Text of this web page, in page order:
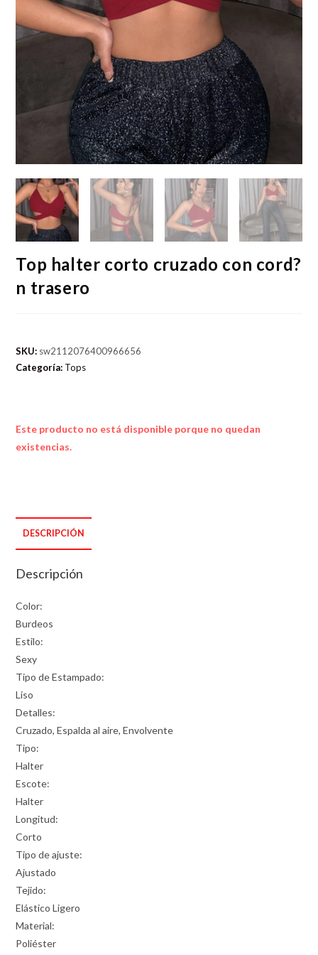
Top halter corto cruzado con cord?
n trasero
SKU: sw2112076400966656
Categoría: Tops
Este producto no está disponible porque no quedan
existencias.
DESCRIPCIÓN
Descripción
Color:
Burdeos
Estilo:
Sexy
Tipo de Estampado:
Liso
Detalles:
Cruzado, Espalda al aire, Envolvente
Tipo:
Halter
Escote:
Halter
Longitud:
Corto
Tipo de ajuste:
Ajustado
Tejido:
Elástico Ligero
Material:
Poliéster